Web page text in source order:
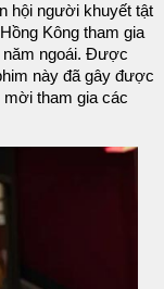
hội người khuyết tật
Kông tham gia
năm ngoái. Được
này đã gây được
tham gia các